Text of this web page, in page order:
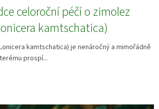
celoroční péčí o zimolez
kamtschatica)
kamtschatica) je nenáročný a mimořádně
prospí...